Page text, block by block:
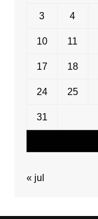
3 4
10 11
17 18
24 25
31
« jul